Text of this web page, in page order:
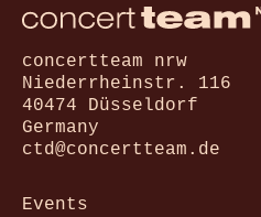
concertteam nrw
Niederrheinstr. 116
40474 Düsseldorf
Germany
ctd@concertteam.de
Events